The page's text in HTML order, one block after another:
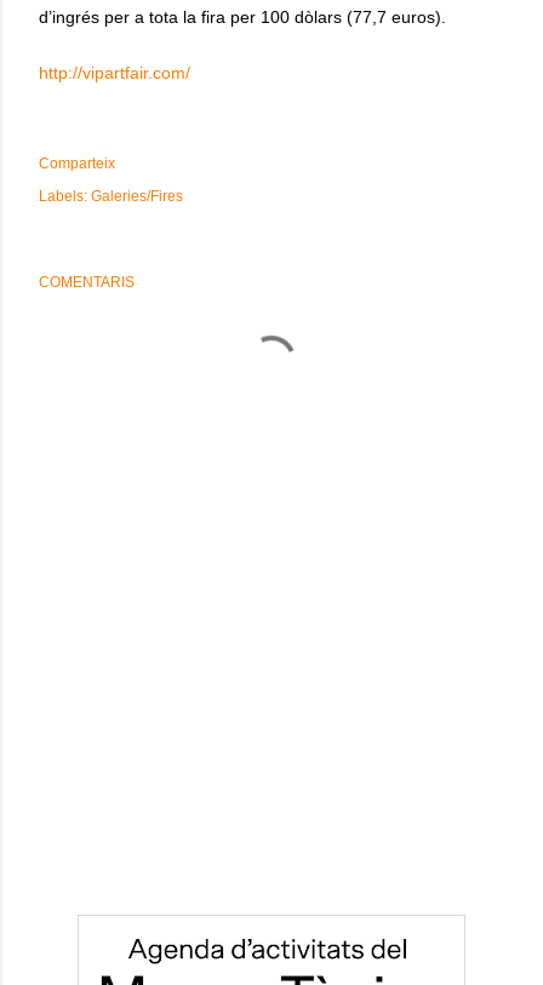
d’ingrés per a tota la fira per 100 dòlars (77,7 euros).
http://vipartfair.com/
Comparteix
Labels: Galeries/Fires
COMENTARIS